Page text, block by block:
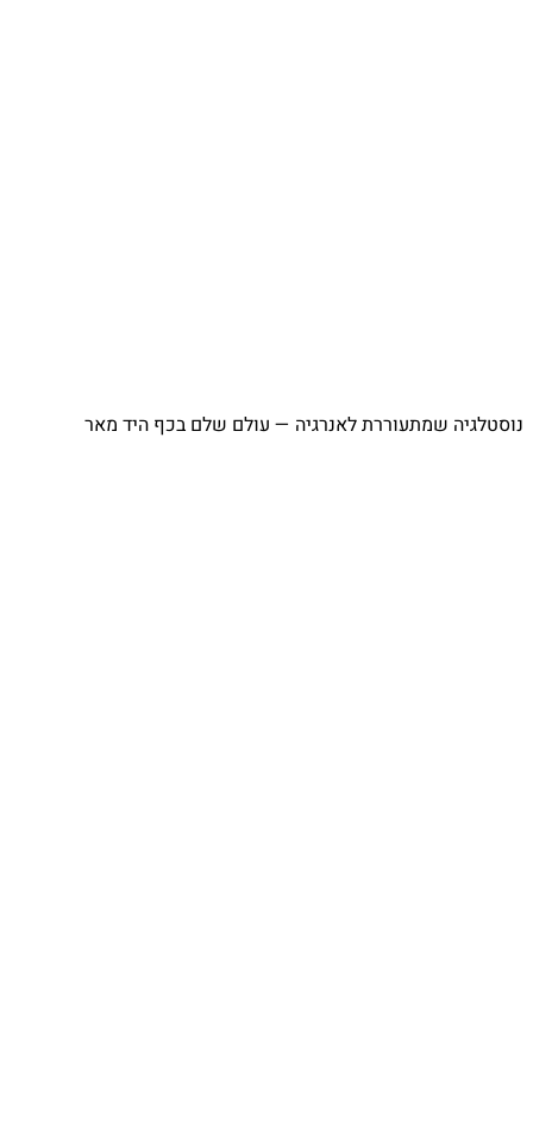
שמתעוררת לאנרגיה — עולם שלם בכף היד מאר